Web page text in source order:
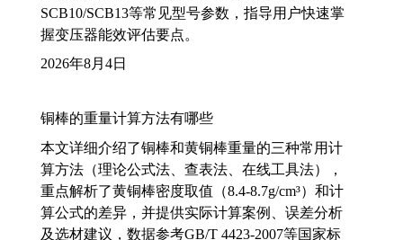
SCB10/SCB13等常见型号参数，指导用户快速掌
握变压器能效评估要点。
2026年8月4日
铜棒的重量计算方法有哪些
本文详细介绍了铜棒和黄铜棒重量的三种常用计
算方法（理论公式法、查表法、在线工具法），
重点解析了黄铜棒密度取值（8.4-8.7g/cm³）和计
算公式的差异，并提供实际计算案例、误差分析
及选材建议，数据参考GB/T 4423-2007等国家标